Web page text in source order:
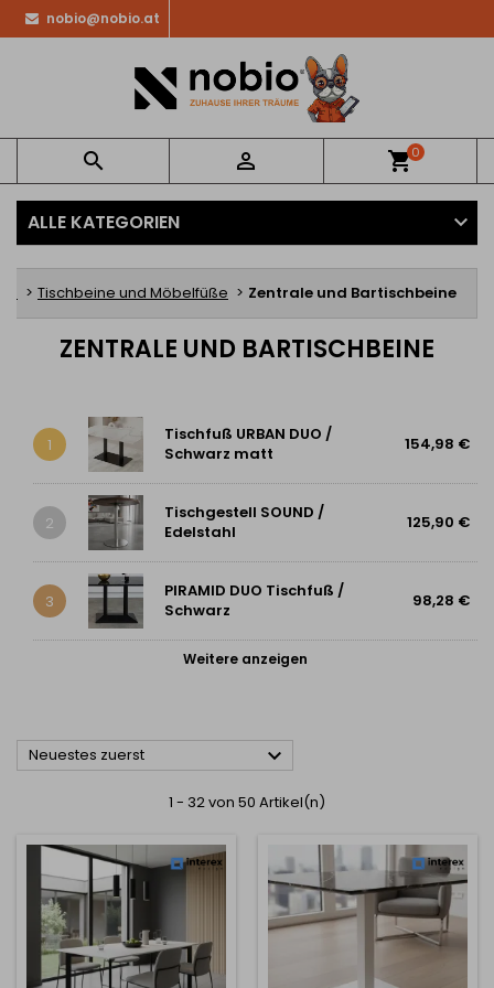
nobio@nobio.at
  shopping_cart0
ALLE KATEGORIEN
Tischbeine und Möbelfüße Zentrale und Bartischbeine
ZENTRALE UND BARTISCHBEINE
1
Tischfuß URBAN DUO /
Schwarz matt
154,98 €
2
Tischgestell SOUND /
Edelstahl
125,90 €
3
PIRAMID DUO Tischfuß /
Schwarz
98,28 €
Weitere anzeigen
Neuestes zuerst 
1 - 32 von 50 Artikel(n)